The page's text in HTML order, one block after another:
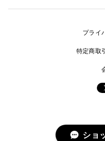
プライ
特定商取
ショ